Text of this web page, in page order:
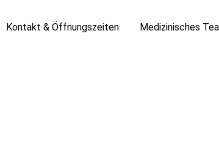
Kontakt & Öffnungszeiten Medizinisches